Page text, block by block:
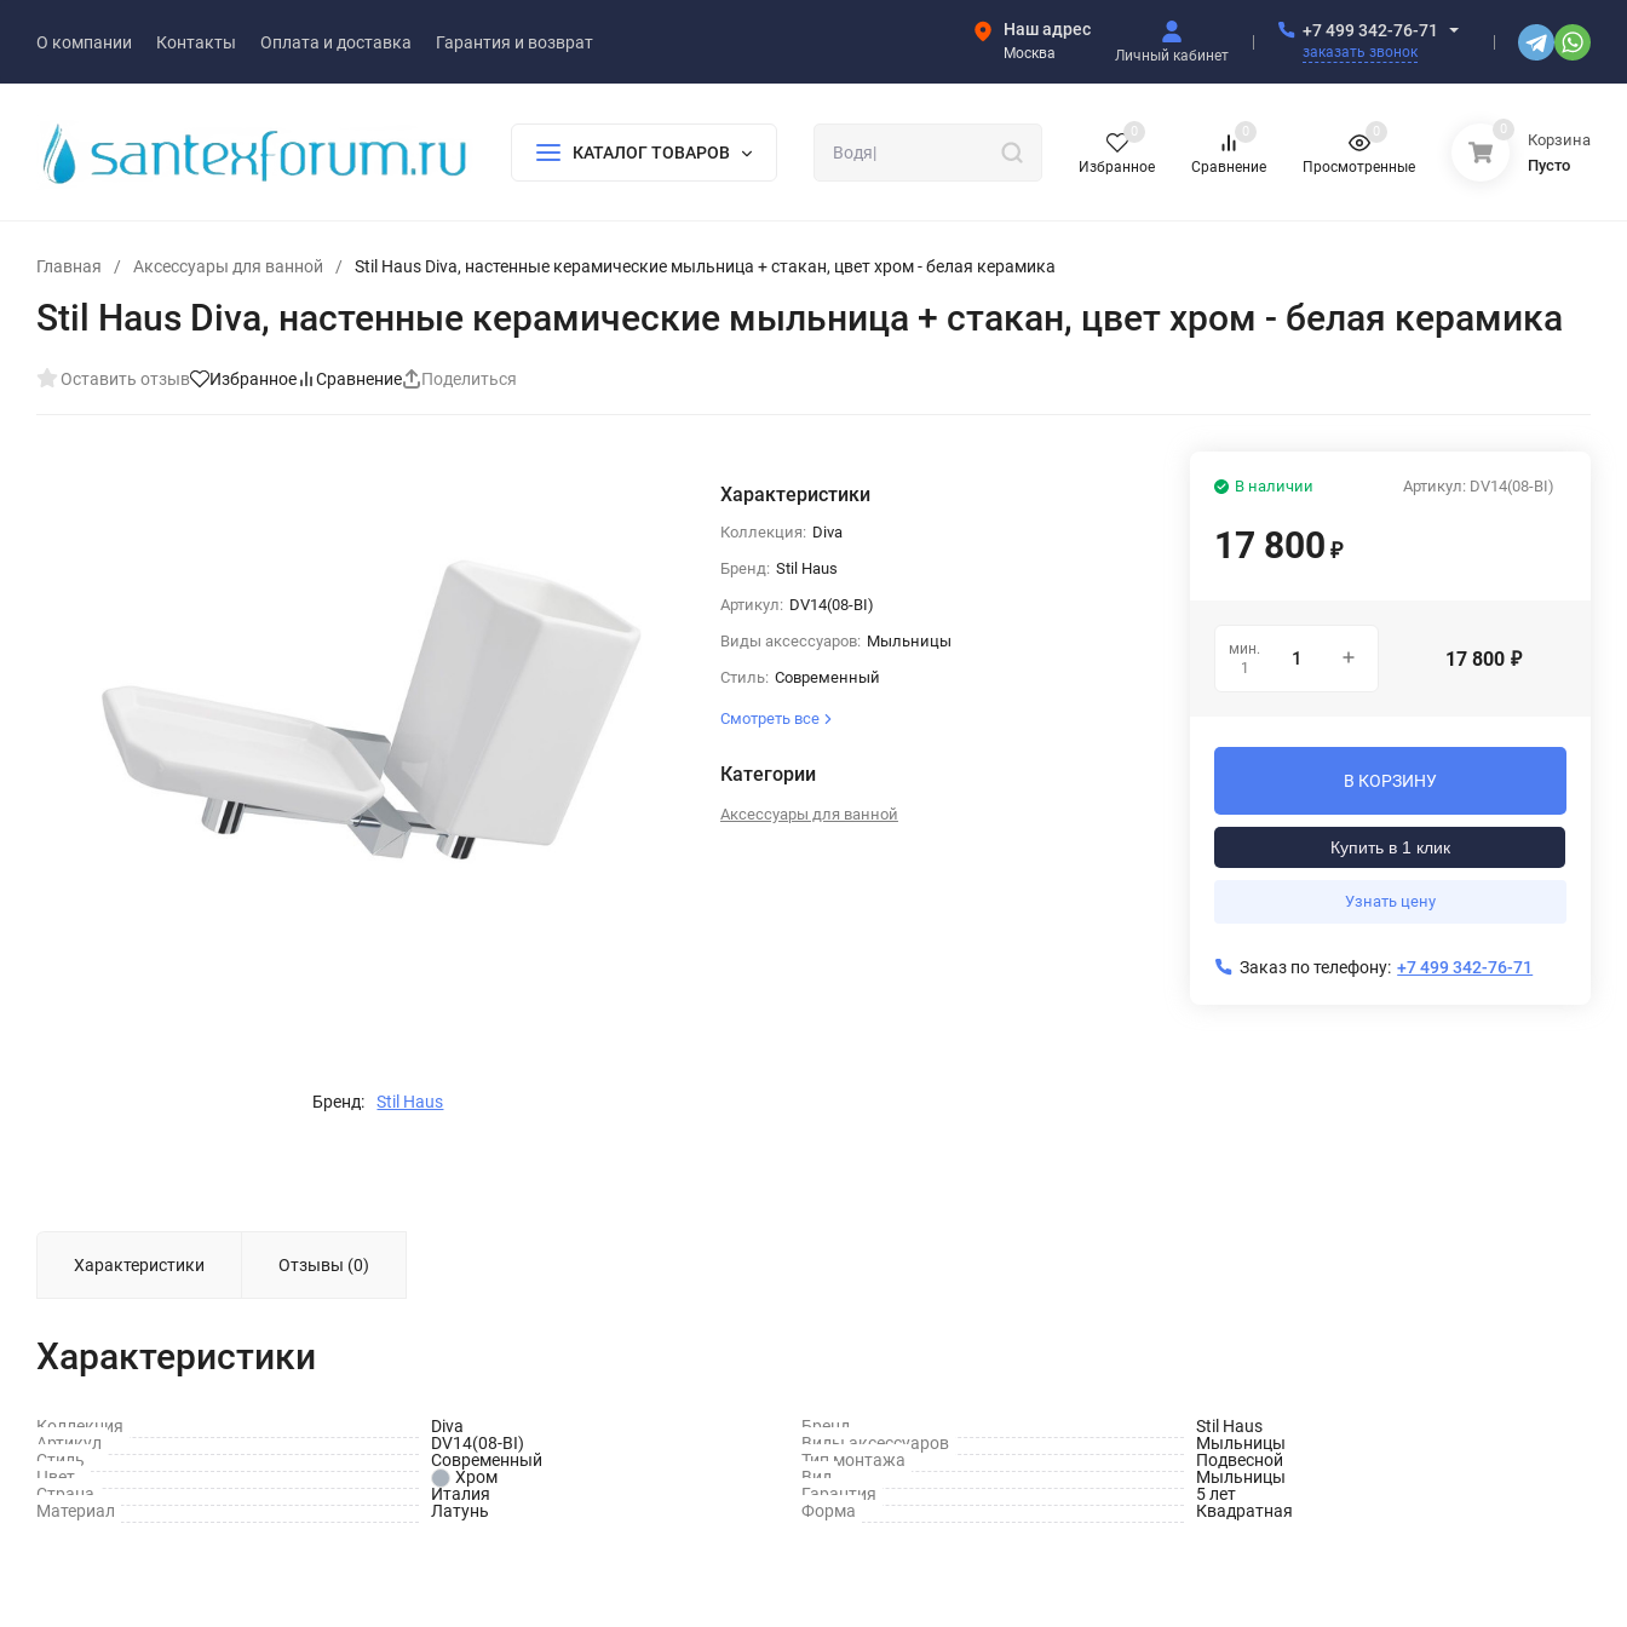
О компании Контакты Оплата и доставка Гарантия и возврат
Наш адрес
Москва Личный кабинет
+7 499 342-76-71
заказать звонок
КАТАЛОГ ТОВАРОВ
Избранное
0
Сравнение
0
Просмотренные
0 0
Корзина
Пусто
Главная / Аксессуары для ванной / Stil Haus Diva, настенные керамические мыльница + стакан, цвет хром - белая керамика
Stil Haus Diva, настенные керамические мыльница + стакан, цвет хром - белая керамика
Оставить отзыв Избранное Сравнение Поделиться
Бренд: Stil Haus
Характеристики
Коллекция: Diva
Бренд: Stil Haus
Артикул: DV14(08-BI)
Виды аксессуаров: Мыльницы
Стиль: Современный
Смотреть все
Категории
Аксессуары для ванной
Артикул: DV14(08-BI)
В наличии
17 800 ₽
мин.
1
17 800 ₽
В КОРЗИНУ
Купить в 1 клик
Узнать цену
Заказ по телефону: +7 499 342-76-71
Характеристики Отзывы (0)
Характеристики
Коллекция Diva Бренд
Stil Haus
Артикул
DV14(08-BI) Виды аксессуаров
Мыльницы
Стиль
Современный Тип монтажа
Подвесной
Цвет
Хром Вид
Мыльницы
Страна
Италия Гарантия
5 лет
Материал
Латунь Форма Квадратная